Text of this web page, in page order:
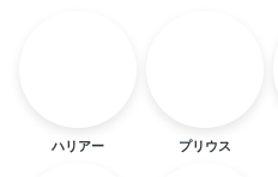
ハリアー プリウス